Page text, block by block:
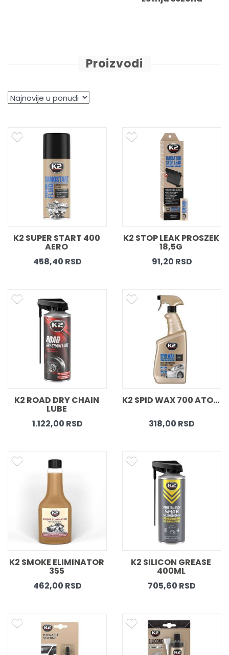
Proizvodi
K2 SUPER START 400
AERO
458,40 RSD
K2 STOP LEAK PROSZEK
18,5G
91,20 RSD
K2 ROAD DRY CHAIN
LUBE
1.122,00 RSD
K2 SPID WAX 700 ATOM
318,00 RSD
K2 SMOKE ELIMINATOR
355
462,00 RSD
K2 SILICON GREASE
400ML
705,60 RSD